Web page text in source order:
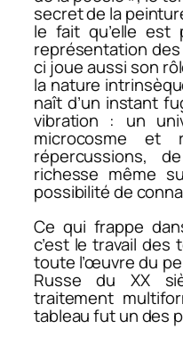
secret de la
le fait qu’elle est
représentation
ci joue aussi son
la nature
naît d’un instant
vibration : un
microcosme et
répercussions,
richesse même
possibilité de
Ce qui frappe
c’est le travail
toute l’œuvre du
Russe du XX
traitement
tableau fut un des